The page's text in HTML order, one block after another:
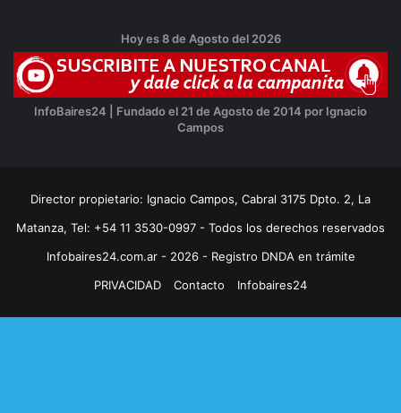
Hoy es 8 de Agosto del 2026
InfoBaires24 | Fundado el 21 de Agosto de 2014 por Ignacio
Campos
Director propietario: Ignacio Campos, Cabral 3175 Dpto. 2, La
Matanza, Tel: +54 11 3530-0997 - Todos los derechos reservados
Infobaires24.com.ar - 2026 - Registro DNDA en trámite
PRIVACIDAD
Contacto Infobaires24